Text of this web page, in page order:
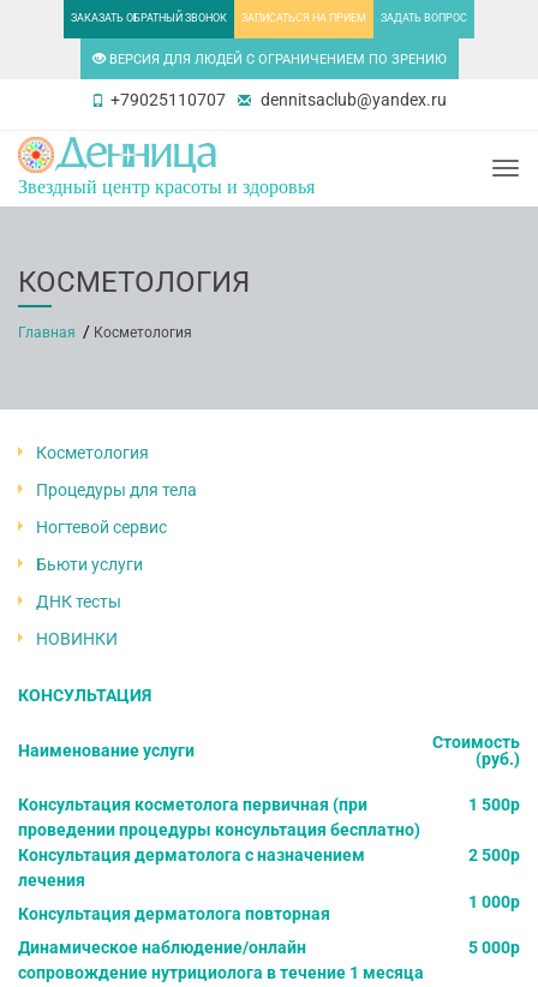
ЗАКАЗАТЬ ОБРАТНЫЙ ЗВОНОК ЗАПИСАТЬСЯ НА ПРИЕМ ЗАДАТЬ ВОПРОС
ВЕРСИЯ ДЛЯ ЛЮДЕЙ С ОГРАНИЧЕНИЕМ ПО ЗРЕНИЮ
+79025110707 dennitsaclub@yandex.ru
Звездный центр красоты и здоровья
КОСМЕТОЛОГИЯ
Главная Косметология
Косметология
Процедуры для тела
Ногтевой сервис
Бьюти услуги
ДНК тесты
НОВИНКИ
КОНСУЛЬТАЦИЯ
Наименование услуги
Стоимость
(руб.)
Консультация косметолога первичная (при
проведении процедуры консультация бесплатно)
1 500р
Консультация дерматолога с назначением
лечения
2 500р
Консультация дерматолога повторная
1 000р
Динамическое наблюдение/онлайн
сопровождение нутрициолога в течение 1 месяца
5 000р